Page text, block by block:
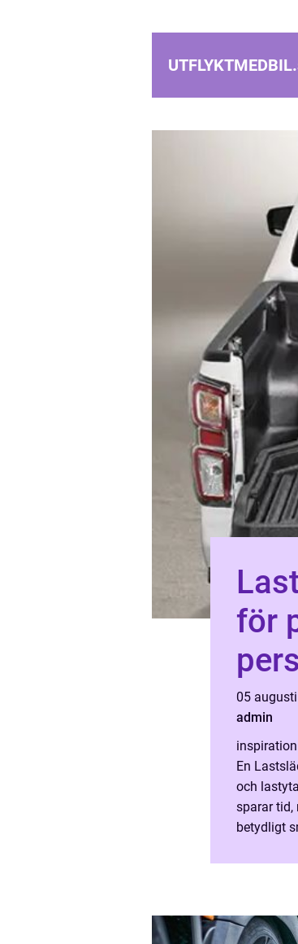
UTFLYKTMEDBIL.
Lastsläde
för
05
admin
inspiration
En
och
sparar tid,
betydligt